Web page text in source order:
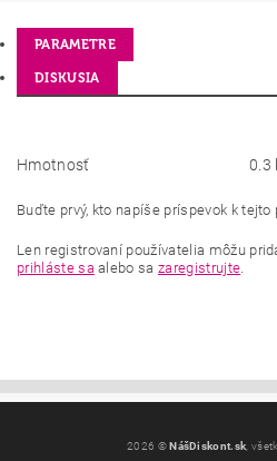
PARAMETRE
DISKUSIA
Hmotnosť 0.3
Buďte prvý, kto napíše príspevok k tejto
Len registrovaní používatelia môžu
prihláste sa alebo sazaregistrujte.
2026 ©NášDiskont.sk ,